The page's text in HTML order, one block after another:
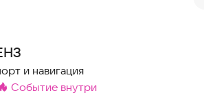
и навигация
:
событие внутри